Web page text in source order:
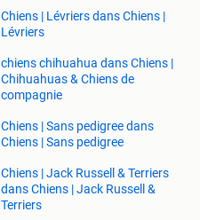
Chiens | Lévriers dans Chiens |
Lévriers
chiens chihuahua dans Chiens |
Chihuahuas & Chiens de
compagnie
Chiens | Sans pedigree dans
Chiens | Sans pedigree
Chiens | Jack Russell & Terriers
dans Chiens | Jack Russell &
Terriers